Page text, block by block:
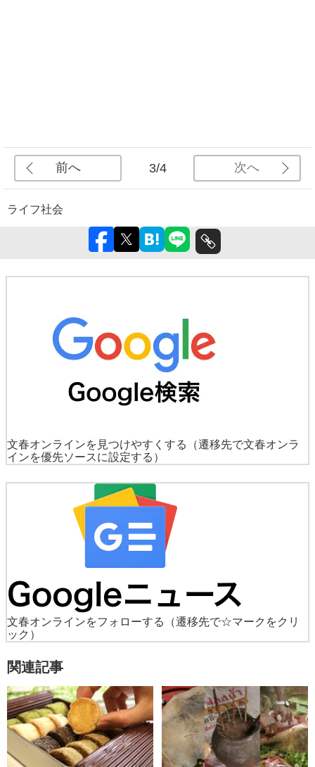
前へ 3/4 次へ
ライフ社会
文春オンラインを見つけやすくする
（遷移先で文春オンラ
インを優先ソースに設定する）
文春オンラインをフォローする
（遷移先で☆マークをクリ
ック）
関連記事